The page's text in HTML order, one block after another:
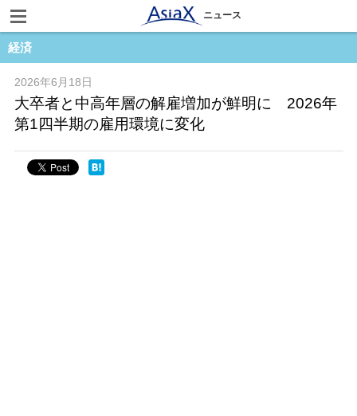
ニュース
経済
2026年6月18日
大卒者と中高年層の解雇増加が鮮明に 2026年
第1四半期の雇用環境に変化